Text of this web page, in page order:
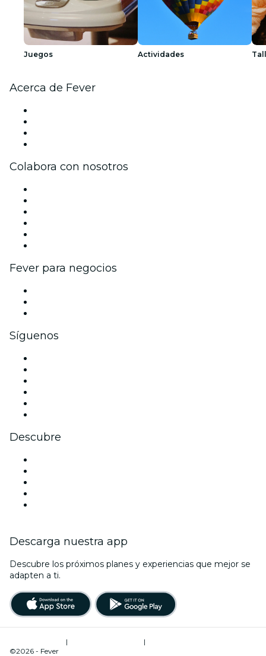
Juegos Actividades
Acerca de Fever
Colabora con nosotros
Fever para negocios
Síguenos
Descubre
Descarga nuestra app
Descubre los próximos planes y experiencias que mejor se
adapten a ti.
| |
©2026 - Fever